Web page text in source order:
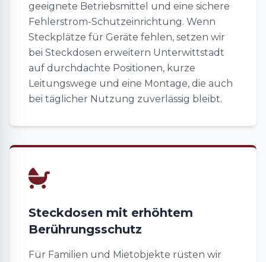
geeignete Betriebsmittel und eine sichere
Fehlerstrom-Schutzeinrichtung. Wenn
Steckplätze für Geräte fehlen, setzen wir
bei Steckdosen erweitern Unterwittstadt
auf durchdachte Positionen, kurze
Leitungswege und eine Montage, die auch
bei täglicher Nutzung zuverlässig bleibt.
Steckdosen mit erhöhtem
Berührungsschutz
Für Familien und Mietobjekte rüsten wir